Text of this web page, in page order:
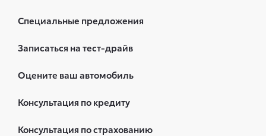
Специальные предложения
Записаться на тест-драйв
Оцените ваш автомобиль
Консультация по кредиту
Консультация по страхованию